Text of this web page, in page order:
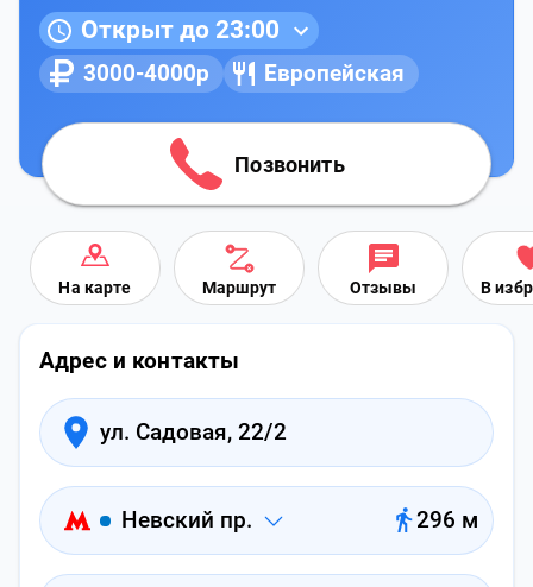
Открыт до 23:00
3000-4000р Европейская
Позвонить
На карте Маршрут Отзывы В
Адрес и контакты
ул. Садовая, 22/2
Невский пр. 296 м